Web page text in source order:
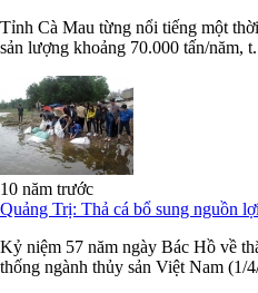
Tỉnh Cà Mau từng nổi tiếng một
sản lượng khoảng 70.000 tấn/năm,
10 năm trước
Quảng Trị: Thả cá bổ sung nguồn
Kỷ niệm 57 năm ngày Bác Hồ về
thống ngành thủy sản Việt Nam (1/